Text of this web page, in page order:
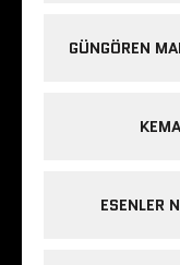
GÜNGÖREN
ESENLER